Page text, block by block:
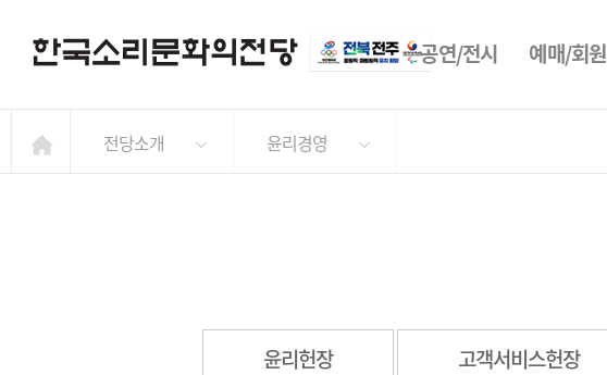
공연/전시 예매/회원
전당소개 윤리경영
윤리헌장 고객서비스헌장